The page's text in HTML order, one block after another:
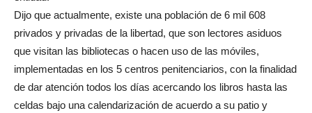
Dijo que actualmente, existe una población de 6 mil 608
privados y privadas de la libertad, que son lectores asiduos
que visitan las bibliotecas o hacen uso de las móviles,
implementadas en los 5 centros penitenciarios, con la finalidad
de dar atención todos los días acercando los libros hasta las
celdas bajo una calendarización de acuerdo a su patio y